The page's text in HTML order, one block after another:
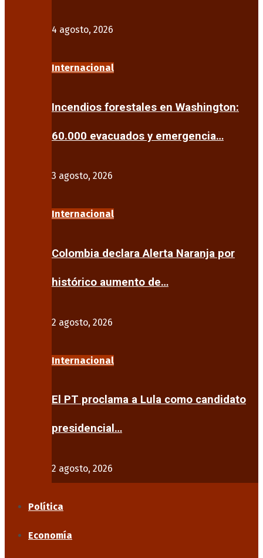
4 agosto, 2026
Internacional
Incendios forestales en Washington:
60.000 evacuados y emergencia…
3 agosto, 2026
Internacional
Colombia declara Alerta Naranja por
histórico aumento de…
2 agosto, 2026
Internacional
El PT proclama a Lula como candidato
presidencial…
2 agosto, 2026
Política
Economía